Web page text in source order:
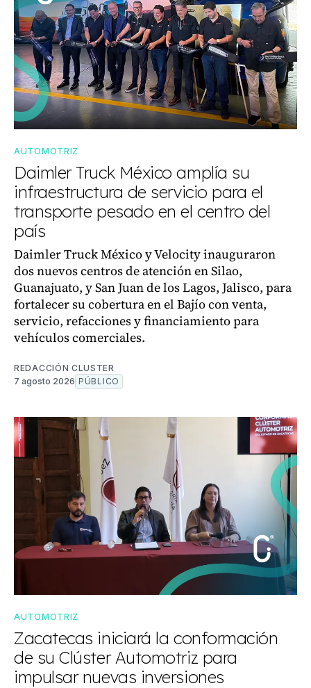
AUTOMOTRIZ
Daimler Truck México amplía su
infraestructura de servicio para el
transporte pesado en el centro del
país
Daimler Truck México y Velocity inauguraron
dos nuevos centros de atención en Silao,
Guanajuato, y San Juan de los Lagos, Jalisco, para
fortalecer su cobertura en el Bajío con venta,
servicio, refacciones y financiamiento para
vehículos comerciales.
REDACCIÓN CLUSTER
7 agosto 2026 PÚBLICO
AUTOMOTRIZ
Zacatecas iniciará la conformación
de su Clúster Automotriz para
impulsar nuevas inversiones